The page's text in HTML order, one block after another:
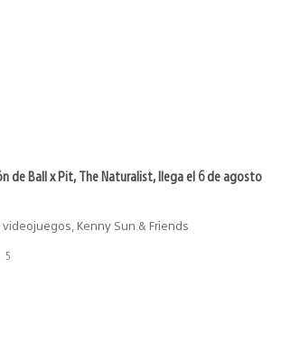
de Ball x Pit, The Naturalist, llega el 6 de agosto
Kenny Sun & Friends
5